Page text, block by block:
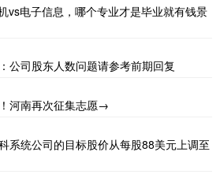
vs电子信息，哪个专业才是毕业就有钱景
公司股东人数问题请参考前期回复
河南再次征集志愿→
系统公司的目标股价从每股88美元上调至